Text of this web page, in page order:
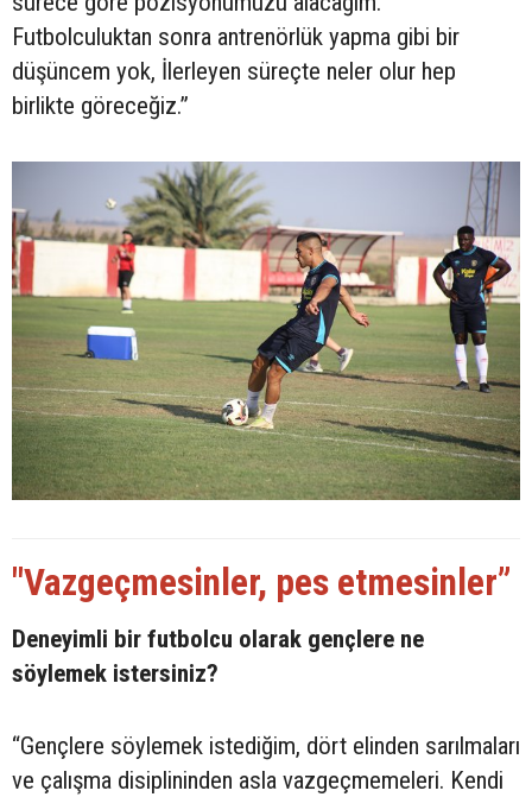
Futbolculuktan sonra antrenörlük yapma gibi bir
düşüncem yok, İlerleyen süreçte neler olur hep
birlikte göreceğiz.”
"Vazgeçmesinler, pes etmesinler”
Deneyimli bir futbolcu olarak gençlere ne
söylemek istersiniz?
“Gençlere söylemek istediğim, dört elinden sarılmaları
ve çalışma disiplininden asla vazgeçmemeleri. Kendi